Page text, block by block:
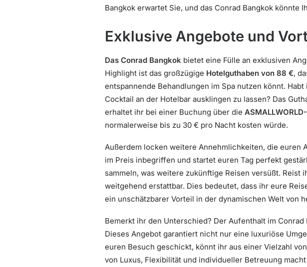
Bangkok erwartet Sie, und das Conrad Bangkok könnte
Exklusive Angebote und
Das Conrad Bangkok bietet eine Fülle an exklusiven
Highlight ist das großzügige Hotelguthaben von 88 €,
entspannende Behandlungen im Spa nutzen könnt.
Cocktail an der Hotelbar ausklingen zu lassen? Das
erhaltet ihr bei einer Buchung über die
normalerweise bis zu 30 € pro Nacht kosten würde.
Außerdem locken weitere Annehmlichkeiten, die euren
im Preis inbegriffen und startet euren Tag perfekt
sammeln, was weitere zukünftige Reisen versüßt.
weitgehend erstattbar. Dies bedeutet, dass ihr eure
ein unschätzbarer Vorteil in der dynamischen Welt von
Bemerkt ihr den Unterschied? Der Aufenthalt im
Dieses Angebot garantiert nicht nur eine luxuriöse
euren Besuch geschickt, könnt ihr aus einer Vielzahl
von Luxus, Flexibilität und individueller Betreuung